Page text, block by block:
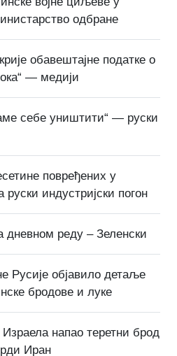
одбране
обавештајне податке о
— медији
себе уништити“ — руски
повређених у
руски индустријски погон
дневном реду – Зеленски
Русије објавило детаље
бродове и луке
Израела напао теретни брод
Иран